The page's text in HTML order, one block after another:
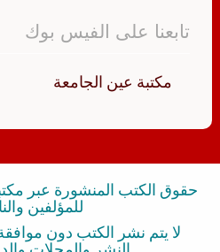
تابعنا على الفيس بوك
‏مكتبة عين الجامعة‏
حقوق الكتب المنشورة عبر
للمؤلفين
لا يتم نشر الكتب دون